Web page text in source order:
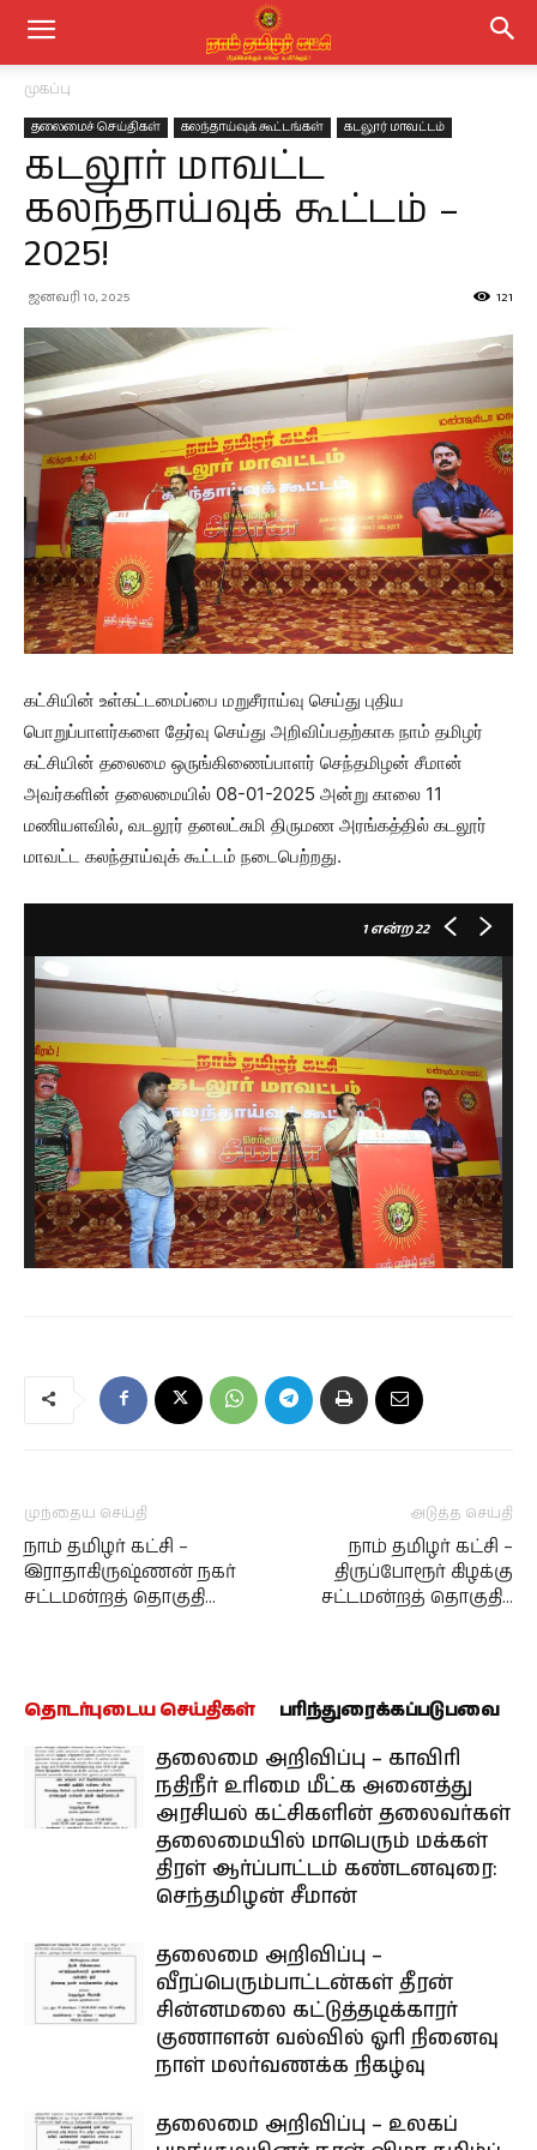
முகப்பு
தலைமைச் செய்திகள் கலந்தாய்வுக் கூட்டங்கள் கடலூர் மாவட்டம்
கடலூர் மாவட்ட
கலந்தாய்வுக் கூட்டம் –
2025!
ஜனவரி 10, 2025 121
கட்சியின் உள்கட்டமைப்பை மறுசீராய்வு செய்து புதிய
பொறுப்பாளர்களை தேர்வு செய்து அறிவிப்பதற்காக நாம் தமிழர்
கட்சியின் தலைமை ஒருங்கிணைப்பாளர் செந்தமிழன் சீமான்
அவர்களின் தலைமையில் 08-01-2025 அன்று காலை 11
மணியளவில், வடலூர் தனலட்சுமி திருமண அரங்கத்தில் கடலூர்
மாவட்ட கலந்தாய்வுக் கூட்டம் நடைபெற்றது.
1என்ற 22
முந்தைய செய்தி
நாம் தமிழர் கட்சி –
இராதாகிருஷ்ணன் நகர்
சட்டமன்றத் தொகுதி…
அடுத்த செய்தி
நாம் தமிழர் கட்சி –
திருப்போரூர் கிழக்கு
சட்டமன்றத் தொகுதி…
தொடர்புடைய செய்திகள் பரிந்துரைக்கப்படுபவை
தலைமை அறிவிப்பு – காவிரி
நதிநீர் உரிமை மீட்க அனைத்து
அரசியல் கட்சிகளின் தலைவர்கள்
தலைமையில் மாபெரும் மக்கள்
திரள் ஆர்ப்பாட்டம் கண்டனவுரை:
செந்தமிழன் சீமான்
தலைமை அறிவிப்பு –
வீரப்பெரும்பாட்டன்கள் தீரன்
சின்னமலை கட்டுத்தடிக்காரர்
குணாளன் வல்வில் ஓரி நினைவு
நாள் மலர்வணக்க நிகழ்வு
தலைமை அறிவிப்பு – உலகப்